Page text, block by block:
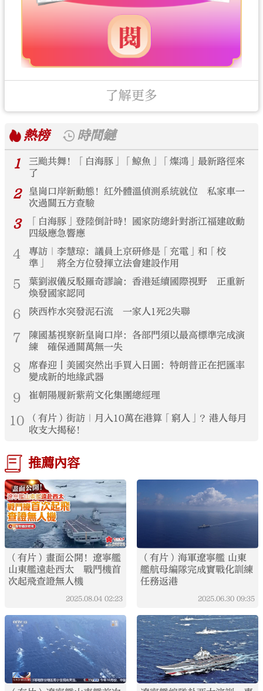
了解更多
熱榜
時間鏈
1
三颱共舞！「白海豚」「鯨魚」「燦鴻」最新路徑來
了
2
皇崗口岸新動態！紅外體溫偵測系統就位 私家車一
次過關五方查驗
3
「白海豚」登陸倒計時！國家防總針對浙江福建啟動
四級應急響應
4
專訪｜李慧琼：議員上京研修是「充電」和「校
準」 將全方位發揮立法會建設作用
5
葉劉淑儀反駁羅奇謬論：香港延續國際視野 正重新
煥發國家認同
6 陝西柞水突發泥石流 一家人1死2失聯
7
陳國基視察新皇崗口岸：各部門須以最高標準完成演
練 確保通關萬無一失
8
席春迎丨美國突然出手買入日圓：特朗普正在把匯率
變成新的地緣武器
9 崔朝陽履新紫荊文化集團總經理
10
（有片）街訪｜月入10萬在港算「窮人」？港人每月
收支大揭秘！
推薦內容
（有片）畫面公開！遼寧艦
山東艦遠赴西太 戰鬥機首
次起飛查證無人機
2025.08.04 02:23
（有片）海軍遼寧艦 山東
艦航母編隊完成實戰化訓練
任務返港
2025.06.30 09:35